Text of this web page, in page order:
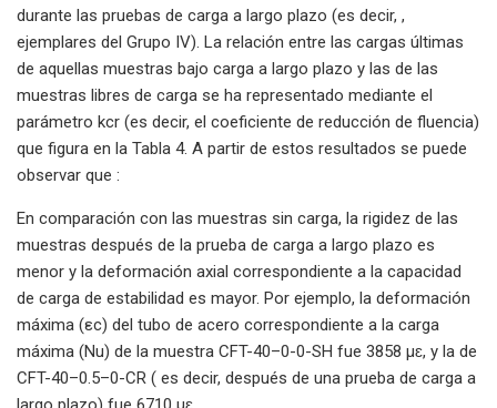
durante las pruebas de carga a largo plazo (es decir, ,
ejemplares del Grupo IV). La relación entre las cargas últimas
de aquellas muestras bajo carga a largo plazo y las de las
muestras libres de carga se ha representado mediante el
parámetro kcr (es decir, el coeficiente de reducción de fluencia)
que figura en la Tabla 4. A partir de estos resultados se puede
observar que :
En comparación con las muestras sin carga, la rigidez de las
muestras después de la prueba de carga a largo plazo es
menor y la deformación axial correspondiente a la capacidad
de carga de estabilidad es mayor. Por ejemplo, la deformación
máxima (εc) del tubo de acero correspondiente a la carga
máxima (Nu) de la muestra CFT-40–0-0-SH fue 3858 µɛ, y la de
CFT-40–0.5–0-CR ( es decir, después de una prueba de carga a